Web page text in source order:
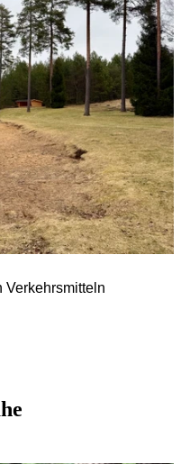
Verkehrsmitteln